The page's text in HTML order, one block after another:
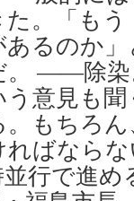
。「も
あるのか
。 ――除
意見も
もちろ
ばなら
行で進め